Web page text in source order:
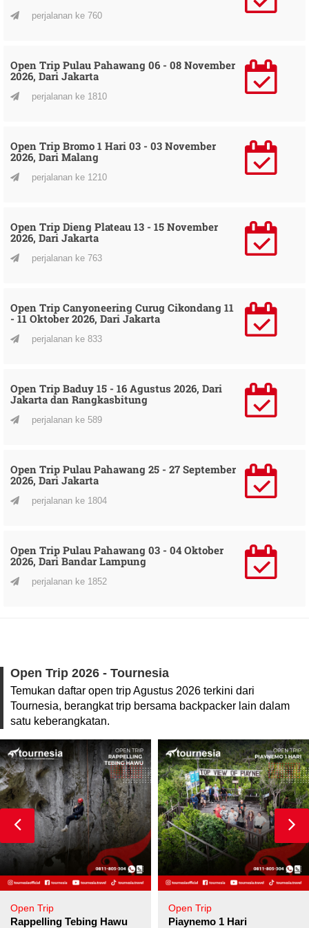
perjalanan ke 760
Open Trip Pulau Pahawang 06 - 08 November
2026, Dari Jakarta
perjalanan ke 1810
Open Trip Bromo 1 Hari 03 - 03 November
2026, Dari Malang
perjalanan ke 1210
Open Trip Dieng Plateau 13 - 15 November
2026, Dari Jakarta
perjalanan ke 763
Open Trip Canyoneering Curug Cikondang 11
- 11 Oktober 2026, Dari Jakarta
perjalanan ke 833
Open Trip Baduy 15 - 16 Agustus 2026, Dari
Jakarta dan Rangkasbitung
perjalanan ke 589
Open Trip Pulau Pahawang 25 - 27 September
2026, Dari Jakarta
perjalanan ke 1804
Open Trip Pulau Pahawang 03 - 04 Oktober
2026, Dari Bandar Lampung
perjalanan ke 1852
Open Trip 2026 - Tournesia
Temukan daftar open trip Agustus 2026 terkini dari
Tournesia, berangkat trip bersama backpacker lain dalam
satu keberangkatan.
Open Trip
Rappelling Tebing Hawu
Open Trip
Piaynemo 1 Hari